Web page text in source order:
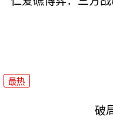
最热
破